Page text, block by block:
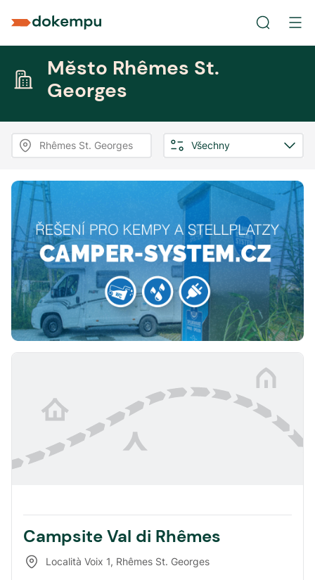
Město Rhêmes St.
Georges
Rhêmes St. Georges Všechny
Campsite Val di Rhêmes
Località Voix 1, Rhêmes St. Georges